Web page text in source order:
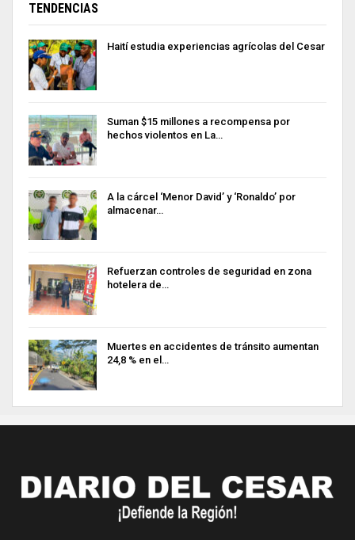
TENDENCIAS
Haití estudia experiencias agrícolas del Cesar
Suman $15 millones a recompensa por
hechos violentos en La…
A la cárcel ‘Menor David’ y ‘Ronaldo’ por
almacenar…
Refuerzan controles de seguridad en zona
hotelera de…
Muertes en accidentes de tránsito aumentan
24,8 % en el…